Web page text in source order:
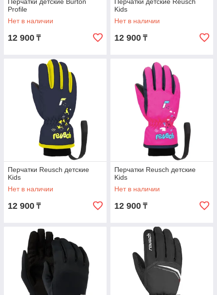
Profile
Нет в наличии
12 900 ₸
Kids
Нет в наличии
12 900 ₸
Перчатки Reusch детские
Kids
Нет в наличии
12 900 ₸
Перчатки Reusch детские
Kids
Нет в наличии
12 900 ₸